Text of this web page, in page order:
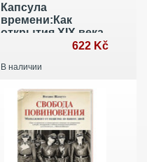
Капсула
времени:Как
открытия XIX века
преобразовали622 Kč
В наличии